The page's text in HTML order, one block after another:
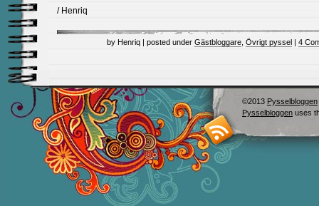
/ Henriq
by Henriq | posted under Gästbloggare Övrigt pyssel | 4
©2013 Pysselbloggen
Pysselbloggen uses